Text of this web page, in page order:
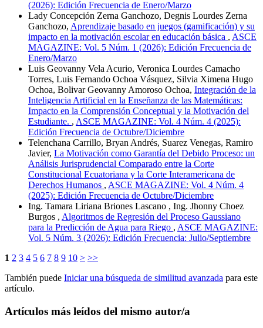
(2026): Edición Frecuencia de Enero/Marzo
Lady Concepción Zerna Ganchozo, Degnis Lourdes Zerna
Ganchozo, Aprendizaje basado en juegos (gamificación) y su
impacto en la motivación escolar en educación básica , ASCE
MAGAZINE: Vol. 5 Núm. 1 (2026): Edición Frecuencia de
Enero/Marzo
Luis Geovanny Vela Acurio, Veronica Lourdes Camacho
Torres, Luis Fernando Ochoa Vásquez, Silvia Ximena Hugo
Ochoa, Bolivar Geovanny Amoroso Ochoa, Integración de la
Inteligencia Artificial en la Enseñanza de las Matemáticas:
Impacto en la Comprensión Conceptual y la Motivación del
Estudiante. , ASCE MAGAZINE: Vol. 4 Núm. 4 (2025):
Edición Frecuencia de Octubre/Diciembre
Telenchana Carrillo, Bryan Andrés, Suarez Venegas, Ramiro
Javier, La Motivación como Garantía del Debido Proceso: un
Análisis Jurisprudencial Comparado entre la Corte
Constitucional Ecuatoriana y la Corte Interamericana de
Derechos Humanos , ASCE MAGAZINE: Vol. 4 Núm. 4
(2025): Edición Frecuencia de Octubre/Diciembre
Ing. Tamara Liriana Briones Lascano , Ing. Jhonny Choez
Burgos , Algoritmos de Regresión del Proceso Gaussiano
para la Predicción de Agua para Riego , ASCE MAGAZINE:
Vol. 5 Núm. 3 (2026): Edición Frecuencia: Julio/Septiembre
1 2 3 4 5 6 7 8 9 10 > >>
También puede Iniciar una búsqueda de similitud avanzada para este
artículo.
Artículos más leídos del mismo autor/a